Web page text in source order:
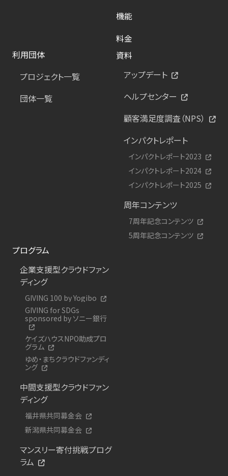
機能
料金
利用団体
プロジェクト一覧
団体一覧
資料
アップデート
ヘルプセンター
顧客満足度調査（NPS）
インパクトレポート
インパクトレポート2023
インパクトレポート2024
インパクトレポート2025
周年コンテンツ
7周年記念コンテンツ
5周年記念コンテンツ
プログラム
企業支援型クラウドファン
ディング
GIVING 100 by Yogibo
GIVING for SDGs
sponsored by ソニー銀行
ケイズハウスNPO助成プロ
グラム
ゆめ・まちクラウドファンディ
ング
中間支援型クラウドファン
ディング
福井県共同募金会
新潟県共同募金会
マンスリー寄付挑戦プログ
ラム